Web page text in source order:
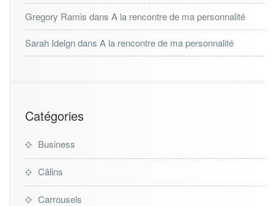
Gregory Ramis dans A la rencontre de ma personnalité
Sarah Idelgndans A la rencontre de ma personnalité
Catégories
Business
Câlins
Carrousels